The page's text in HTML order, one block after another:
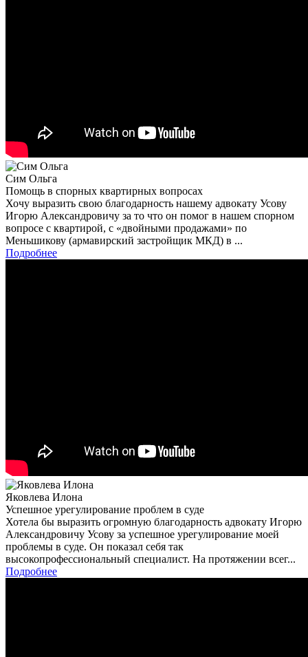
Сим Ольга
Помощь в спорных квартирных вопросах
Хочу выразить свою благодарность нашему адвокату Усову
Игорю Александровичу за то что он помог в нашем спорном
вопросе с квартирой, с «двойными продажами» по
Меньшикову (армавирский застройщик МКД) в ...
Подробнее
Яковлева Илона
Успешное урегулирование проблем в суде
Хотела бы выразить огромную благодарность адвокату Игорю
Александровичу Усову за успешное урегулирование моей
проблемы в суде. Он показал себя так
высокопрофессиональный специалист. На протяжении всег...
Подробнее